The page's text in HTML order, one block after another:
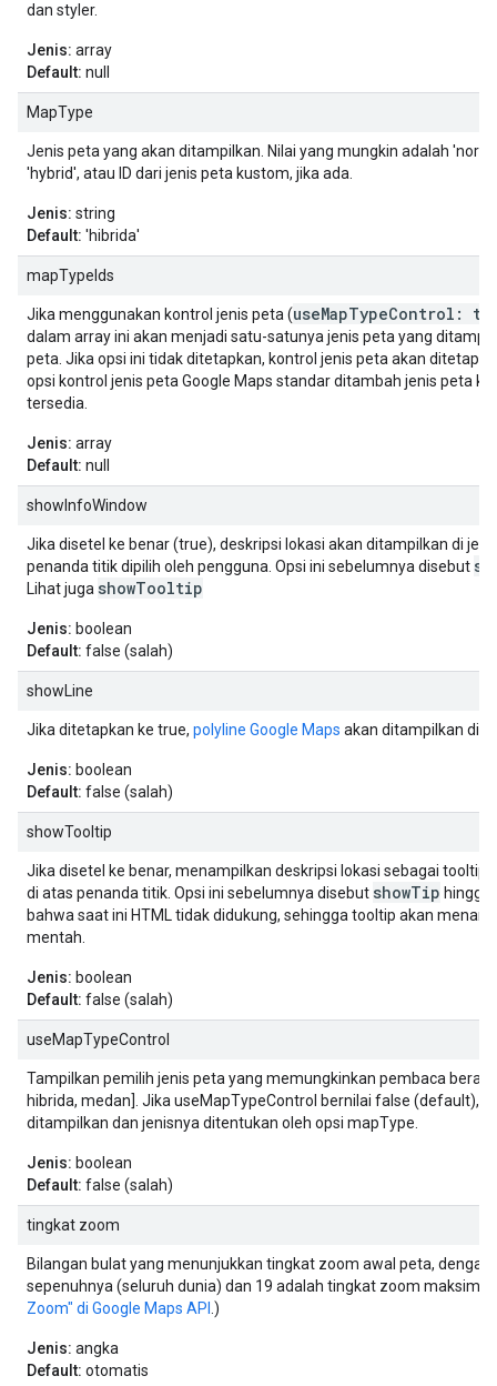
dan styler.
Jenis: array
Default: null
MapType
Jenis peta yang akan ditampilkan. Nilai yang mungkin adalah
'hybrid', atau ID dari jenis peta kustom, jika ada.
Jenis: string
Default: 'hibrida'
mapTypeIds
Jika menggunakan kontrol jenis peta (useMapTypeControl:
dalam array ini akan menjadi satu-satunya jenis peta yang
peta. Jika opsi ini tidak ditetapkan, kontrol jenis peta akan
opsi kontrol jenis peta Google Maps standar ditambah jenis peta
tersedia.
Jenis: array
Default: null
showInfoWindow
Jika disetel ke benar (true), deskripsi lokasi akan ditampilkan di
penanda titik dipilih oleh pengguna. Opsi ini sebelumnya disebut
Lihat juga showTooltip
Jenis: boolean
Default: false (salah)
showLine
Jika ditetapkan ke true, polyline Google Maps akan ditampilkan di
Jenis: boolean
Default: false (salah)
showTooltip
Jika disetel ke benar, menampilkan deskripsi lokasi sebagai tooltip
di atas penanda titik. Opsi ini sebelumnya disebut showTip hingga
bahwa saat ini HTML tidak didukung, sehingga tooltip akan
mentah.
Jenis: boolean
Default: false (salah)
useMapTypeControl
Tampilkan pemilih jenis peta yang memungkinkan pembaca
hibrida, medan]. Jika useMapTypeControl bernilai false (default),
ditampilkan dan jenisnya ditentukan oleh opsi mapType.
Jenis: boolean
Default: false (salah)
tingkat zoom
Bilangan bulat yang menunjukkan tingkat zoom awal peta, dengan
sepenuhnya (seluruh dunia) dan 19 adalah tingkat zoom
Zoom" di Google Maps API .)
Jenis: angka
Default: otomatis